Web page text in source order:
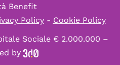
Benefit
Policy- Cookie Policy
Sociale € 2.000.000 –
by